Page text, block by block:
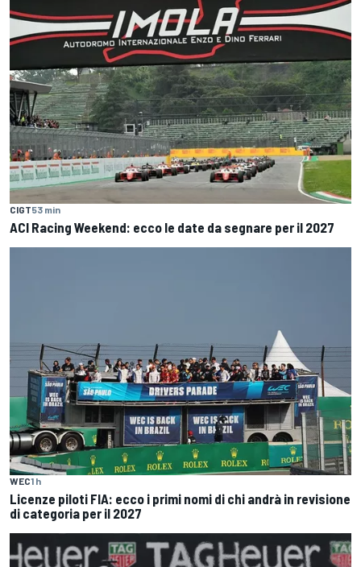
CIGT53 min
ACI Racing Weekend: ecco le date da segnare per il 2027
WEC1 h
Licenze piloti FIA: ecco i primi nomi di chi andrà in revisione
di categoria per il 2027